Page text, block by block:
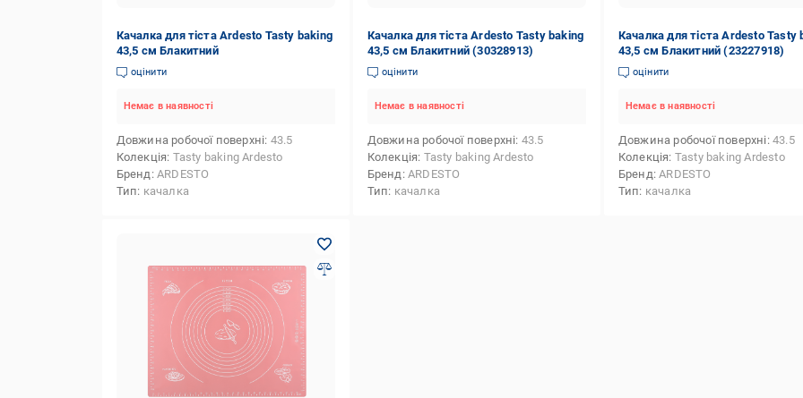
Качалка для тіста Ardesto Tasty baking
43,5 см Блакитний
оцінити
Немає в наявності
Довжина робочої поверхні 43.5
Колекція Tasty baking Ardesto
Бренд ARDESTO
Тип качалка
Качалка для тіста Ardesto Tasty baking
43,5 см Блакитний (30328913)
оцінити
Немає в наявності
Довжина робочої поверхні 43.5
Колекція Tasty baking Ardesto
Бренд ARDESTO
Тип качалка
Качалка для тіста Ardesto Tasty
43,5 см Блакитний (23227918)
оцінити
Немає в наявності
Довжина робочої поверхні 43.5
Колекція Tasty baking Ardesto
Бренд ARDESTO
Тип качалка